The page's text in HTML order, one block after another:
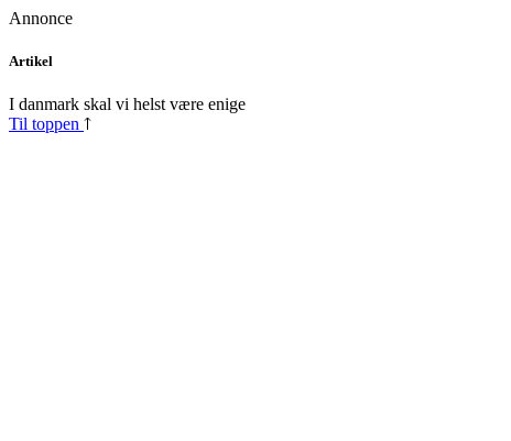
Annonce
Skip
content
Artikel
I danmark skal vi helst være enige
Til toppen